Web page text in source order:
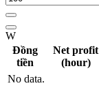
W
Đồng
tiền
Net profit
(hour)
No data.